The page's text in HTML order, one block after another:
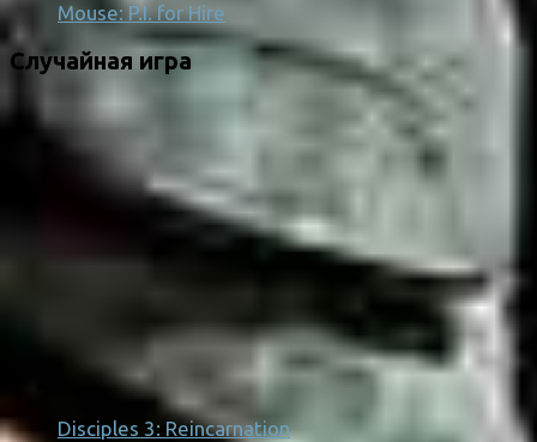
Mouse: P.I. for Hire
Случайная игра
Disciples 3: Reincarnation